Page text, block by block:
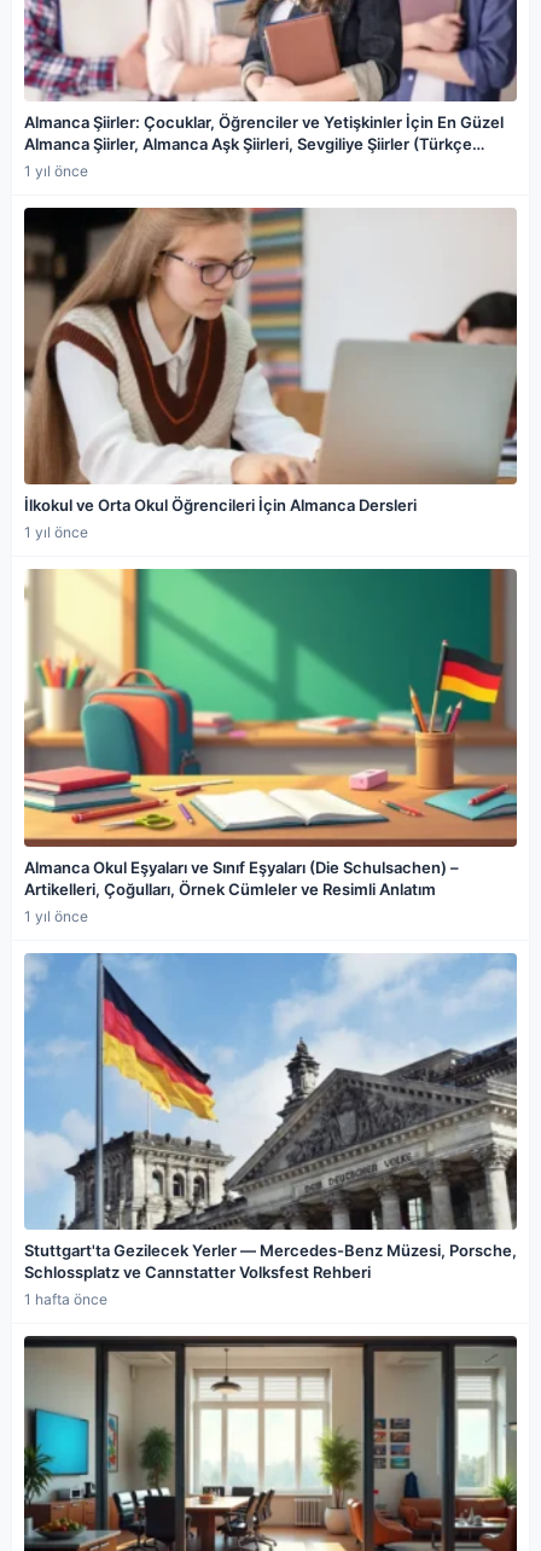
Almanca Şiirler: Çocuklar, Öğrenciler ve Yetişkinler İçin En Güzel
Almanca Şiirler, Almanca Aşk Şiirleri, Sevgiliye Şiirler (Türkçe
Çevirileriyle)
1 yıl önce
İlkokul ve Orta Okul Öğrencileri İçin Almanca Dersleri
1 yıl önce
Almanca Okul Eşyaları ve Sınıf Eşyaları (Die Schulsachen) –
Artikelleri, Çoğulları, Örnek Cümleler ve Resimli Anlatım
1 yıl önce
Stuttgart'ta Gezilecek Yerler — Mercedes-Benz Müzesi, Porsche,
Schlossplatz ve Cannstatter Volksfest Rehberi
1 hafta önce